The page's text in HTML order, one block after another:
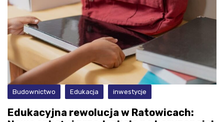
Budownictwo Edukacja inwestycje
Edukacyjna rewolucja w Ratowicach: